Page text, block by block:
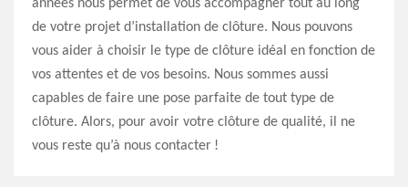
années nous permet de vous accompagner tout au long
de votre projet d’installation de clôture. Nous pouvons
vous aider à choisir le type de clôture idéal en fonction de
vos attentes et de vos besoins. Nous sommes aussi
capables de faire une pose parfaite de tout type de
clôture. Alors, pour avoir votre clôture de qualité, il ne
vous reste qu’à nous contacter !